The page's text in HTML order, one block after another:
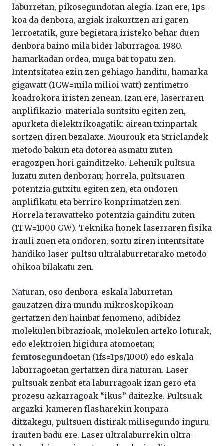
laburretan, pikosegundotan alegia. Izan ere, 1ps-
koa da denbora, argiak irakurtzen ari garen
lerroetatik, gure begietara iristeko behar duen
denbora baino mila bider laburragoa. 1980.
hamarkadan ordea, muga bat topatu zen.
Intentsitatea ezin zen gehiago handitu, hamarka
gigawatt (1GW=mila milioi watt) zentimetro
koadrokora iristen zenean. Izan ere, laserraren
anplifikazio-materiala suntsitu egiten zen,
apurketa dielektrikoagatik: airean txinpartak
sortzen diren bezalaxe. Mourouk eta Striclandek
metodo bakun eta dotorea asmatu zuten
eragozpen hori gainditzeko. Lehenik pultsua
luzatu zuten denboran; horrela, pultsuaren
potentzia gutxitu egiten zen, eta ondoren
anplifikatu eta berriro konprimatzen zen.
Horrela terawatteko potentzia gainditu zuten
(1TW=1000 GW). Teknika honek laserraren fisika
irauli zuen eta ondoren, sortu ziren intentsitate
handiko laser-pultsu ultralaburretarako metodo
ohikoa bilakatu zen.
Naturan, oso denbora-eskala laburretan
gauzatzen dira mundu mikroskopikoan
gertatzen den hainbat fenomeno, adibidez
molekulen bibrazioak, molekulen arteko loturak,
edo elektroien higidura atomoetan;
femtosegundoetan (1fs=1ps/1000) edo eskala
laburragoetan gertatzen dira naturan. Laser-
pultsuak zenbat eta laburragoak izan gero eta
prozesu azkarragoak “ikus” daitezke. Pultsuak
argazki-kameren flasharekin konpara
ditzakegu, pultsuen distirak milisegundo inguru
irauten badu ere. Laser ultralaburrekin ultra-